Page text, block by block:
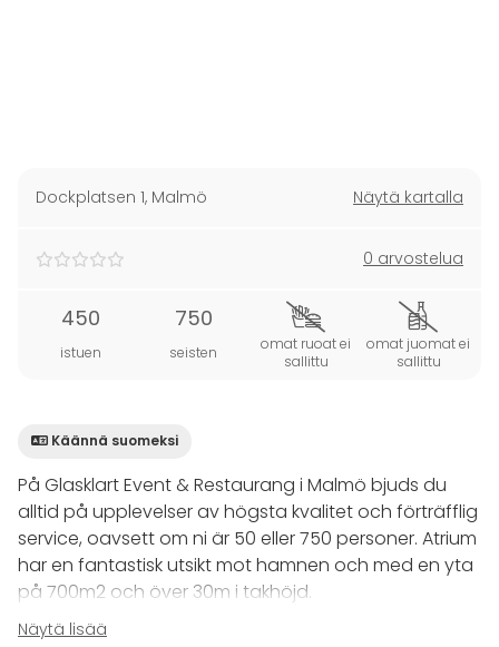
Dockplatsen 1, Malmö Näytä kartalla
0 arvostelua
450
istuen
750
seisten
omat ruoat ei
sallittu
omat juomat ei
sallittu
Käännä suomeksi
På Glasklart Event & Restaurang i Malmö bjuds du
alltid på upplevelser av högsta kvalitet och förträfflig
service, oavsett om ni är 50 eller 750 personer. Atrium
har en fantastisk utsikt mot hamnen och med en yta
på 700m2 och över 30m i takhöjd.
Näytä lisää